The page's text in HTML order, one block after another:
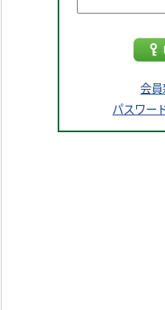
会
パスワー